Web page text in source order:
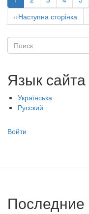
страница
Следующая
страница
››Наступна сторінка
Поиск
Язык сайта
Українська
Русский
Меню
записи
Войти
Последние